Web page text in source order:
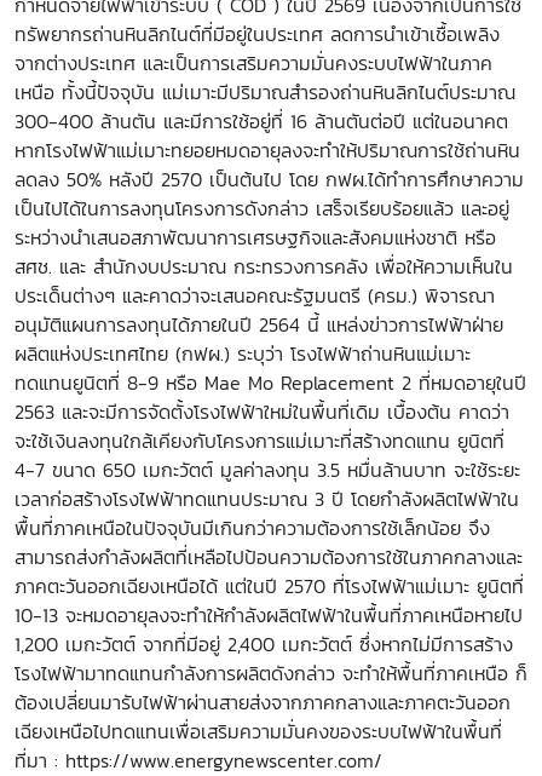
ทรัพยากรถ่านหินลิกไนต์ที่มีอยู่ในประเทศ ลดการนำเข้าเชื้อเพลิง
จากต่างประเทศ และเป็นการเสริมความมั่นคงระบบไฟฟ้าในภาค
เหนือ ทั้งนี้ปัจจุบัน แม่เมาะมีปริมาณสำรองถ่านหินลิกไนต์ประมาณ
300-400 ล้านตัน และมีการใช้อยู่ที่ 16 ล้านตันต่อปี แต่ในอนาคต
หากโรงไฟฟ้าแม่เมาะทยอยหมดอายุลงจะทำให้ปริมาณการใช้ถ่านหิน
ลดลง 50% หลังปี 2570 เป็นต้นไป โดย กฟผ.ได้ทำการศึกษาความ
เป็นไปได้ในการลงทุนโครงการดังกล่าว เสร็จเรียบร้อยแล้ว และอยู่
ระหว่างนำเสนอสภาพัฒนาการเศรษฐกิจและสังคมแห่งชาติ หรือ
สศช. และ สํานักงบประมาณ กระทรวงการคลัง เพื่อให้ความเห็นใน
ประเด็นต่างๆ และคาดว่าจะเสนอคณะรัฐมนตรี (ครม.) พิจารณา
อนุมัติแผนการลงทุนได้ภายในปี 2564 นี้ แหล่งข่าวการไฟฟ้าฝ่าย
ผลิตแห่งประเทศไทย (กฟผ.) ระบุว่า โรงไฟฟ้าถ่านหินแม่เมาะ
ทดแทนยูนิตที่ 8-9 หรือ Mae Mo Replacement 2 ที่หมดอายุในปี
2563 และจะมีการจัดตั้งโรงไฟฟ้าใหม่ในพื้นที่เดิม เบื้องต้น คาดว่า
จะใช้เงินลงทุนใกล้เคียงกับโครงการแม่เมาะที่สร้างทดแทน ยูนิตที่
4-7 ขนาด 650 เมกะวัตต์ มูลค่าลงทุน 3.5 หมื่นล้านบาท จะใช้ระยะ
เวลาก่อสร้างโรงไฟฟ้าทดแทนประมาณ 3 ปี โดยกำลังผลิตไฟฟ้าใน
พื้นที่ภาคเหนือในปัจจุบันมีเกินกว่าความต้องการใช้เล็กน้อย จึง
สามารถส่งกำลังผลิตที่เหลือไปป้อนความต้องการใช้ในภาคกลางและ
ภาคตะวันออกเฉียงเหนือได้ แต่ในปี 2570 ที่โรงไฟฟ้าแม่เมาะ ยูนิตที่
10-13 จะหมดอายุลงจะทำให้กำลังผลิตไฟฟ้าในพื้นที่ภาคเหนือหายไป
1,200 เมกะวัตต์ จากที่มีอยู่ 2,400 เมกะวัตต์ ซึ่งหากไม่มีการสร้าง
โรงไฟฟ้ามาทดแทนกำลังการผลิตดังกล่าว จะทำให้พื้นที่ภาคเหนือ ก็
ต้องเปลี่ยนมารับไฟฟ้าผ่านสายส่งจากภาคกลางและภาคตะวันออก
เฉียงเหนือไปทดแทนเพื่อเสริมความมั่นคงของระบบไฟฟ้าในพื้นที่
ที่มา : https://www.energynewscenter.com/